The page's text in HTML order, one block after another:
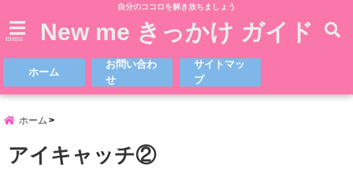
自分のココロを解き放ちましょう
menu New me きっかけ ガイド
ホーム
お問い合わ
せ
サイトマッ
プ
ホーム
アイキャッチ②